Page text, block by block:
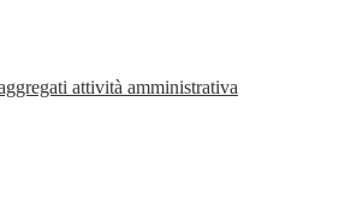
attività amministrativa